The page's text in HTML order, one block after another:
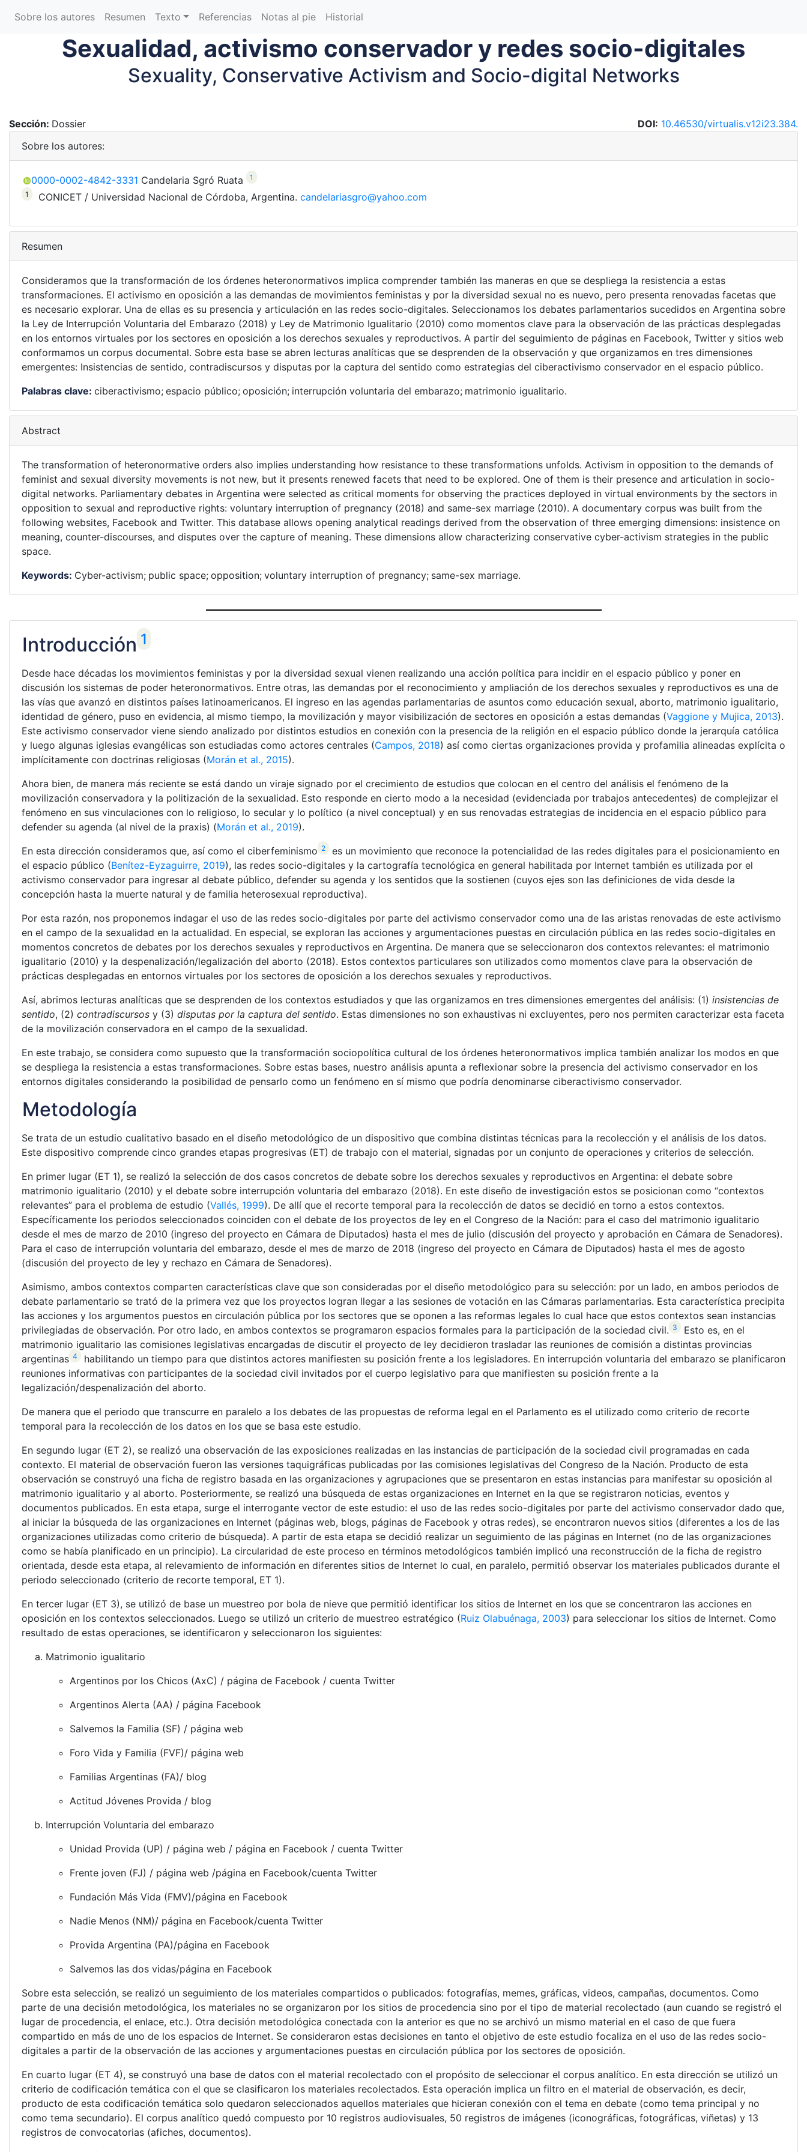
Sobre los autores Resumen Texto Referencias Notas al pie Historial
Sexualidad, activismo conservador y redes socio-digitales
Sexuality, Conservative Activism and Socio-digital Networks
Sección: Dossier DOI: 10.46530/virtualis.v12i23.384.
Sobre los autores:
0000-0002-4842-3331 Candelaria Sgró Ruata
1
1
CONICET / Universidad Nacional de Córdoba, Argentina. candelariasgro@yahoo.com
Resumen
Consideramos que la transformación de los órdenes heteronormativos implica comprender también las maneras en que se despliega la resistencia a estas
transformaciones. El activismo en oposición a las demandas de movimientos feministas y por la diversidad sexual no es nuevo, pero presenta renovadas facetas que
es necesario explorar. Una de ellas es su presencia y articulación en las redes socio-digitales. Seleccionamos los debates parlamentarios sucedidos en Argentina sobre
la Ley de Interrupción Voluntaria del Embarazo (2018) y Ley de Matrimonio Igualitario (2010) como momentos clave para la observación de las prácticas desplegadas
en los entornos virtuales por los sectores en oposición a los derechos sexuales y reproductivos. A partir del seguimiento de páginas en Facebook, Twitter y sitios web
conformamos un corpus documental. Sobre esta base se abren lecturas analíticas que se desprenden de la observación y que organizamos en tres dimensiones
emergentes: Insistencias de sentido, contradiscursos y disputas por la captura del sentido como estrategias del ciberactivismo conservador en el espacio público.
Palabras clave: ciberactivismo; espacio público; oposición; interrupción voluntaria del embarazo; matrimonio igualitario.
Abstract
The transformation of heteronormative orders also implies understanding how resistance to these transformations unfolds. Activism in opposition to the demands of
feminist and sexual diversity movements is not new, but it presents renewed facets that need to be explored. One of them is their presence and articulation in socio-
digital networks. Parliamentary debates in Argentina were selected as critical moments for observing the practices deployed in virtual environments by the sectors in
opposition to sexual and reproductive rights: voluntary interruption of pregnancy (2018) and same-sex marriage (2010). A documentary corpus was built from the
following websites, Facebook and Twitter. This database allows opening analytical readings derived from the observation of three emerging dimensions: insistence on
meaning, counter-discourses, and disputes over the capture of meaning. These dimensions allow characterizing conservative cyber-activism strategies in the public
space.
Keywords: Cyber-activism; public space; opposition; voluntary interruption of pregnancy; same-sex marriage.
Introducción 1
Desde hace décadas los movimientos feministas y por la diversidad sexual vienen realizando una acción política para incidir en el espacio público y poner en
discusión los sistemas de poder heteronormativos. Entre otras, las demandas por el reconocimiento y ampliación de los derechos sexuales y reproductivos es una de
las vías que avanzó en distintos países latinoamericanos. El ingreso en las agendas parlamentarias de asuntos como educación sexual, aborto, matrimonio igualitario,
identidad de género, puso en evidencia, al mismo tiempo, la movilización y mayor visibilización de sectores en oposición a estas demandas (Vaggione y Mujica, 2013).
Este activismo conservador viene siendo analizado por distintos estudios en conexión con la presencia de la religión en el espacio público donde la jerarquía católica
y luego algunas iglesias evangélicas son estudiadas como actores centrales (Campos, 2018) así como ciertas organizaciones provida y profamilia alineadas explícita o
implícitamente con doctrinas religiosas (Morán et al., 2015).
Ahora bien, de manera más reciente se está dando un viraje signado por el crecimiento de estudios que colocan en el centro del análisis el fenómeno de la
movilización conservadora y la politización de la sexualidad. Esto responde en cierto modo a la necesidad (evidenciada por trabajos antecedentes) de complejizar el
fenómeno en sus vinculaciones con lo religioso, lo secular y lo político (a nivel conceptual) y en sus renovadas estrategias de incidencia en el espacio público para
defender su agenda (al nivel de la praxis) (Morán et al., 2019).
En esta dirección consideramos que, así como el ciberfeminismo 2
es un movimiento que reconoce la potencialidad de las redes digitales para el posicionamiento en
el espacio público (Benítez-Eyzaguirre, 2019), las redes socio-digitales y la cartografía tecnológica en general habilitada por Internet también es utilizada por el
activismo conservador para ingresar al debate público, defender su agenda y los sentidos que la sostienen (cuyos ejes son las definiciones de vida desde la
concepción hasta la muerte natural y de familia heterosexual reproductiva).
Por esta razón, nos proponemos indagar el uso de las redes socio-digitales por parte del activismo conservador como una de las aristas renovadas de este activismo
en el campo de la sexualidad en la actualidad. En especial, se exploran las acciones y argumentaciones puestas en circulación pública en las redes socio-digitales en
momentos concretos de debates por los derechos sexuales y reproductivos en Argentina. De manera que se seleccionaron dos contextos relevantes: el matrimonio
igualitario (2010) y la despenalización/legalización del aborto (2018). Estos contextos particulares son utilizados como momentos clave para la observación de
prácticas desplegadas en entornos virtuales por los sectores de oposición a los derechos sexuales y reproductivos.
Así, abrimos lecturas analíticas que se desprenden de los contextos estudiados y que las organizamos en tres dimensiones emergentes del análisis: (1) insistencias de
sentido, (2) contradiscursos y (3) disputas por la captura del sentido. Estas dimensiones no son exhaustivas ni excluyentes, pero nos permiten caracterizar esta faceta
de la movilización conservadora en el campo de la sexualidad.
En este trabajo, se considera como supuesto que la transformación sociopolítica cultural de los órdenes heteronormativos implica también analizar los modos en que
se despliega la resistencia a estas transformaciones. Sobre estas bases, nuestro análisis apunta a reflexionar sobre la presencia del activismo conservador en los
entornos digitales considerando la posibilidad de pensarlo como un fenómeno en sí mismo que podría denominarse ciberactivismo conservador.
Metodología
Se trata de un estudio cualitativo basado en el diseño metodológico de un dispositivo que combina distintas técnicas para la recolección y el análisis de los datos.
Este dispositivo comprende cinco grandes etapas progresivas (ET) de trabajo con el material, signadas por un conjunto de operaciones y criterios de selección.
En primer lugar (ET 1), se realizó la selección de dos casos concretos de debate sobre los derechos sexuales y reproductivos en Argentina: el debate sobre
matrimonio igualitario (2010) y el debate sobre interrupción voluntaria del embarazo (2018). En este diseño de investigación estos se posicionan como “contextos
relevantes” para el problema de estudio (Vallés, 1999). De allí que el recorte temporal para la recolección de datos se decidió en torno a estos contextos.
Específicamente los periodos seleccionados coinciden con el debate de los proyectos de ley en el Congreso de la Nación: para el caso del matrimonio igualitario
desde el mes de marzo de 2010 (ingreso del proyecto en Cámara de Diputados) hasta el mes de julio (discusión del proyecto y aprobación en Cámara de Senadores).
Para el caso de interrupción voluntaria del embarazo, desde el mes de marzo de 2018 (ingreso del proyecto en Cámara de Diputados) hasta el mes de agosto
(discusión del proyecto de ley y rechazo en Cámara de Senadores).
Asimismo, ambos contextos comparten características clave que son consideradas por el diseño metodológico para su selección: por un lado, en ambos periodos de
debate parlamentario se trató de la primera vez que los proyectos logran llegar a las sesiones de votación en las Cámaras parlamentarias. Esta característica precipita
las acciones y los argumentos puestos en circulación pública por los sectores que se oponen a las reformas legales lo cual hace que estos contextos sean instancias
privilegiadas de observación. Por otro lado, en ambos contextos se programaron espacios formales para la participación de la sociedad civil. 3
Esto es, en el
matrimonio igualitario las comisiones legislativas encargadas de discutir el proyecto de ley decidieron trasladar las reuniones de comisión a distintas provincias
argentinas 4
habilitando un tiempo para que distintos actores manifiesten su posición frente a los legisladores. En interrupción voluntaria del embarazo se planificaron
reuniones informativas con participantes de la sociedad civil invitados por el cuerpo legislativo para que manifiesten su posición frente a la
legalización/despenalización del aborto.
De manera que el periodo que transcurre en paralelo a los debates de las propuestas de reforma legal en el Parlamento es el utilizado como criterio de recorte
temporal para la recolección de los datos en los que se basa este estudio.
En segundo lugar (ET 2), se realizó una observación de las exposiciones realizadas en las instancias de participación de la sociedad civil programadas en cada
contexto. El material de observación fueron las versiones taquigráficas publicadas por las comisiones legislativas del Congreso de la Nación. Producto de esta
observación se construyó una ficha de registro basada en las organizaciones y agrupaciones que se presentaron en estas instancias para manifestar su oposición al
matrimonio igualitario y al aborto. Posteriormente, se realizó una búsqueda de estas organizaciones en Internet en la que se registraron noticias, eventos y
documentos publicados. En esta etapa, surge el interrogante vector de este estudio: el uso de las redes socio-digitales por parte del activismo conservador dado que,
al iniciar la búsqueda de las organizaciones en Internet (páginas web, blogs, páginas de Facebook y otras redes), se encontraron nuevos sitios (diferentes a los de las
organizaciones utilizadas como criterio de búsqueda). A partir de esta etapa se decidió realizar un seguimiento de las páginas en Internet (no de las organizaciones
como se había planificado en un principio). La circularidad de este proceso en términos metodológicos también implicó una reconstrucción de la ficha de registro
orientada, desde esta etapa, al relevamiento de información en diferentes sitios de Internet lo cual, en paralelo, permitió observar los materiales publicados durante el
periodo seleccionado (criterio de recorte temporal, ET 1).
En tercer lugar (ET 3), se utilizó de base un muestreo por bola de nieve que permitió identificar los sitios de Internet en los que se concentraron las acciones en
oposición en los contextos seleccionados. Luego se utilizó un criterio de muestreo estratégico (Ruiz Olabuénaga, 2003) para seleccionar los sitios de Internet. Como
resultado de estas operaciones, se identificaron y seleccionaron los siguientes:
Matrimonio igualitario
Argentinos por los Chicos (AxC) / página de Facebook / cuenta Twitter
Argentinos Alerta (AA) / página Facebook
Salvemos la Familia (SF) / página web
Foro Vida y Familia (FVF)/ página web
Familias Argentinas (FA)/ blog
Actitud Jóvenes Provida / blog
Interrupción Voluntaria del embarazo
Unidad Provida (UP) / página web / página en Facebook / cuenta Twitter
Frente joven (FJ) / página web /página en Facebook/cuenta Twitter
Fundación Más Vida (FMV)/página en Facebook
Nadie Menos (NM)/ página en Facebook/cuenta Twitter
Provida Argentina (PA)/página en Facebook
Salvemos las dos vidas/página en Facebook
Sobre esta selección, se realizó un seguimiento de los materiales compartidos o publicados: fotografías, memes, gráficas, videos, campañas, documentos. Como
parte de una decisión metodológica, los materiales no se organizaron por los sitios de procedencia sino por el tipo de material recolectado (aun cuando se registró el
lugar de procedencia, el enlace, etc.). Otra decisión metodológica conectada con la anterior es que no se archivó un mismo material en el caso de que fuera
compartido en más de uno de los espacios de Internet. Se consideraron estas decisiones en tanto el objetivo de este estudio focaliza en el uso de las redes socio-
digitales a partir de la observación de las acciones y argumentaciones puestas en circulación pública por los sectores de oposición.
En cuarto lugar (ET 4), se construyó una base de datos con el material recolectado con el propósito de seleccionar el corpus analítico. En esta dirección se utilizó un
criterio de codificación temática con el que se clasificaron los materiales recolectados. Esta operación implica un filtro en el material de observación, es decir,
producto de esta codificación temática solo quedaron seleccionados aquellos materiales que hicieran conexión con el tema en debate (como tema principal y no
como tema secundario). El corpus analítico quedó compuesto por 10 registros audiovisuales, 50 registros de imágenes (iconográficas, fotográficas, viñetas) y 13
registros de convocatorias (afiches, documentos).